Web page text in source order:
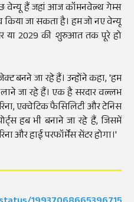
वेन्यू हैं जहां आज कॉमनवेल्थ गेम्स
जा सकता है। हम जो नए वेन्यू
या 2029 की शुरुआत तक पूरे हो
बनने जा रहे हैं। उन्होंने कहा, 'हम
लाने जा रहे हैं। एक है सरदार वल्लभ
एक्वेटिक फैसिलिटी और टेनिस
हब भी बनाने जा रहे हैं, जिसमें
और हाई परफॉर्मेंस सेंटर होगा।'